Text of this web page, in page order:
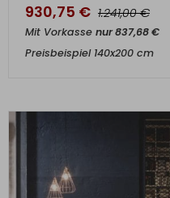
930,75 € 1.241,00€
Mit Vorkasse nur837,68€
Preisbeispiel 140x200 cm